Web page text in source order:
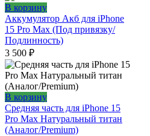
В корзину
Аккумулятор Акб для iPhone
15 Pro Max (Под привязку/
Подлинность)
3 500 ₽
В корзину
Средняя часть для iPhone 15
Pro Max Натуральный титан
(Аналог/Premium)